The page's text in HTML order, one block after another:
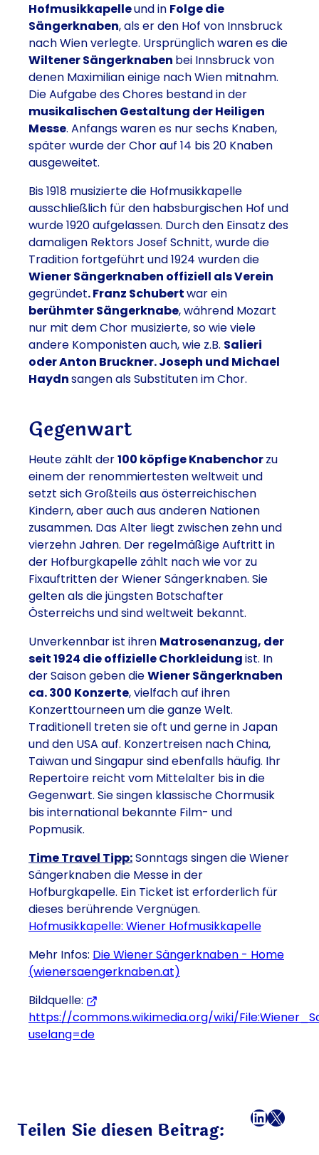
Hofmusikkapelleund in Folge die
Sängerknaben, als er den Hof von Innsbruck
nach Wien verlegte. Ursprünglich waren es die
Wiltener Sängerknaben bei Innsbruck von
denen Maximilian einige nach Wien mitnahm.
Die Aufgabe des Chores bestand in der
musikalischen Gestaltung der Heiligen
Messe. Anfangs waren es nur sechs Knaben,
später wurde der Chor auf 14 bis 20 Knaben
ausgeweitet.
Bis 1918 musizierte die Hofmusikkapelle
ausschließlich für den habsburgischen Hof und
wurde 1920 aufgelassen. Durch den Einsatz des
damaligen Rektors Josef Schnitt, wurde die
Tradition fortgeführt und 1924 wurden die
Wiener Sängerknaben offiziell als Verein
gegründet. Franz Schubertwar ein
berühmter Sängerknabe, während Mozart
nur mit dem Chor musizierte, so wie viele
andere Komponisten auch, wie z.B. Salieri
oder Anton Bruckner. Joseph und Michael
Haydnsangen als Substituten im Chor.
Gegenwart
Heute zählt der100 köpfige Knabenchorzu
einem der renommiertesten weltweit und
setzt sich Großteils aus österreichischen
Kindern, aber auch aus anderen Nationen
zusammen. Das Alter liegt zwischen zehn und
vierzehn Jahren. Der regelmäßige Auftritt in
der Hofburgkapelle zählt nach wie vor zu
Fixauftritten der Wiener Sängerknaben. Sie
gelten als die jüngsten Botschafter
Österreichs und sind weltweit bekannt.
Unverkennbar ist ihren Matrosenanzug, der
seit 1924 die offizielle Chorkleidungist. In
der Saison geben dieWiener Sängerknaben
ca. 300 Konzerte, vielfach auf ihren
Konzerttourneen um die ganze Welt.
Traditionell treten sie oft und gerne in Japan
und den USA auf. Konzertreisen nach China,
Taiwan und Singapur sind ebenfalls häufig. Ihr
Repertoire reicht vom Mittelalter bis in die
Gegenwart. Sie singen klassische Chormusik
bis international bekannte Film- und
Popmusik.
Time Travel Tipp:Sonntags singen die Wiener
Sängerknaben die Messe in der
Hofburgkapelle. Ein Ticket ist erforderlich für
dieses berührende Vergnügen.
Hofmusikkapelle: Wiener Hofmusikkapelle
Mehr Infos: Die Wiener Sängerknaben - Home
(wienersaengerknaben.at)
Bildquelle:
https://commons.wikimedia.org/wiki/
uselang=de
Teilen Sie diesen Beitrag:
Facebook
LinkedIn
X E-Mail